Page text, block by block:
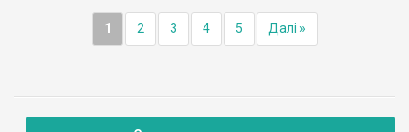
1 2 3 4 5 Далі »